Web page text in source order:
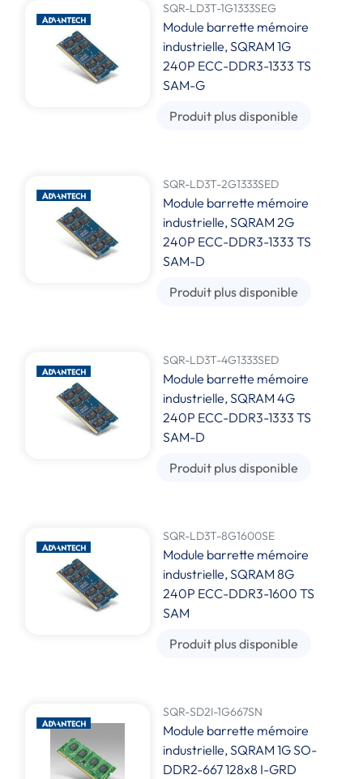
SQR-LD3T-1G1333SEG
Module barrette mémoire
industrielle, SQRAM 1G
240P ECC-DDR3-1333 TS
SAM-G
Produit plus disponible
SQR-LD3T-2G1333SED
Module barrette mémoire
industrielle, SQRAM 2G
240P ECC-DDR3-1333 TS
SAM-D
Produit plus disponible
SQR-LD3T-4G1333SED
Module barrette mémoire
industrielle, SQRAM 4G
240P ECC-DDR3-1333 TS
SAM-D
Produit plus disponible
SQR-LD3T-8G1600SE
Module barrette mémoire
industrielle, SQRAM 8G
240P ECC-DDR3-1600 TS
SAM
Produit plus disponible
SQR-SD2I-1G667SN
Module barrette mémoire
industrielle, SQRAM 1G SO-
DDR2-667 128x8 I-GRD